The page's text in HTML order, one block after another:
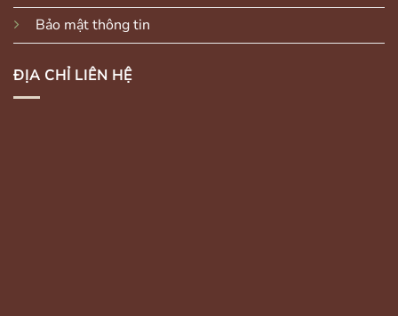
Bảo mật thông tin
ĐỊA CHỈ LIÊN HỆ